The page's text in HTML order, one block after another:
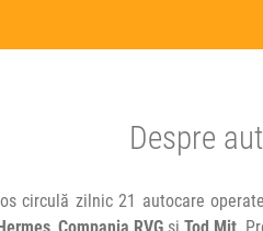
Despre
circulă zilnic 21 autocare